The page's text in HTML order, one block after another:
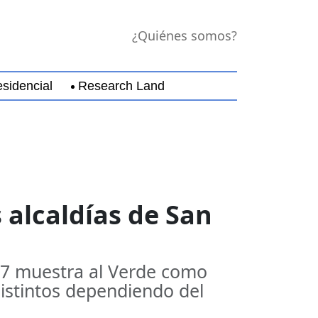
¿Quiénes somos?
Research Land
de San
muestra al Verde como
dependiendo del